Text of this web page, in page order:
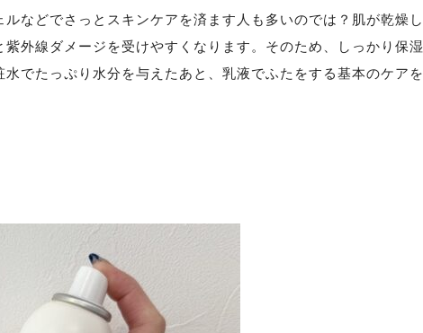
などでさっとスキンケアを済ます人も多いのでは？肌が乾燥し
外線ダメージを受けやすくなります。そのため、しっかり保湿
でたっぷり水分を与えたあと、乳液でふたをする基本のケアを